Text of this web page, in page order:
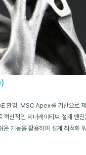
경, MSC Apex를 기반으로 제
혁신적인 제너레이티브 설계 엔
기능을 활용하여 설계 최적화